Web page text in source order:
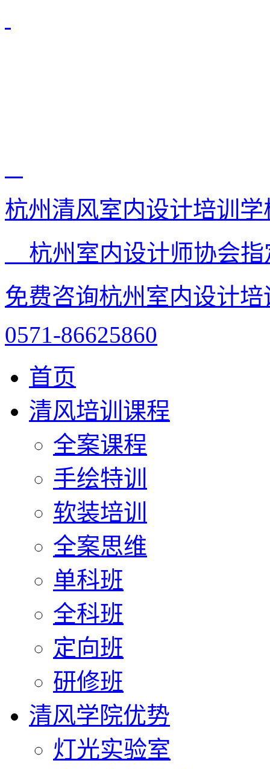
杭州清风室内设计培训学
杭州室内设计师协会
免费咨询杭州室内设计
0571-86625860
首页
清风培训课程
全案课程
手绘特训
软装培训
全案思维
单科班
全科班
定向班
研修班
清风学院优势
灯光实验室